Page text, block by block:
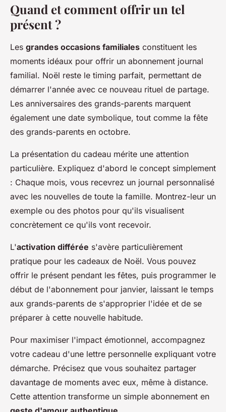
Quand et comment offrir un tel
présent ?
Les grandes occasions familiales constituent les
moments idéaux pour offrir un abonnement journal
familial. Noël reste le timing parfait, permettant de
démarrer l'année avec ce nouveau rituel de partage.
Les anniversaires des grands-parents marquent
également une date symbolique, tout comme la fête
des grands-parents en octobre.
La présentation du cadeau mérite une attention
particulière. Expliquez d'abord le concept simplement
: Chaque mois, vous recevrez un journal personnalisé
avec les nouvelles de toute la famille. Montrez-leur un
exemple ou des photos pour qu'ils visualisent
concrètement ce qu'ils vont recevoir.
L'activation différée s'avère particulièrement
pratique pour les cadeaux de Noël. Vous pouvez
offrir le présent pendant les fêtes, puis programmer le
début de l'abonnement pour janvier, laissant le temps
aux grands-parents de s'approprier l'idée et de se
préparer à cette nouvelle habitude.
Pour maximiser l'impact émotionnel, accompagnez
votre cadeau d'une lettre personnelle expliquant votre
démarche. Précisez que vous souhaitez partager
davantage de moments avec eux, même à distance.
Cette attention transforme un simple abonnement en